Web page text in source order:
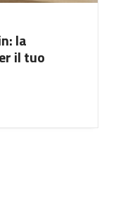
la
il tuo